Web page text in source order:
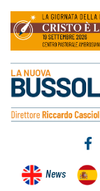
News